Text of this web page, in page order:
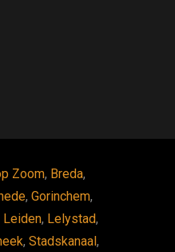
Zoom, Breda,
, Gorinchem,
Leiden, Lelystad,
, Stadskanaal ,